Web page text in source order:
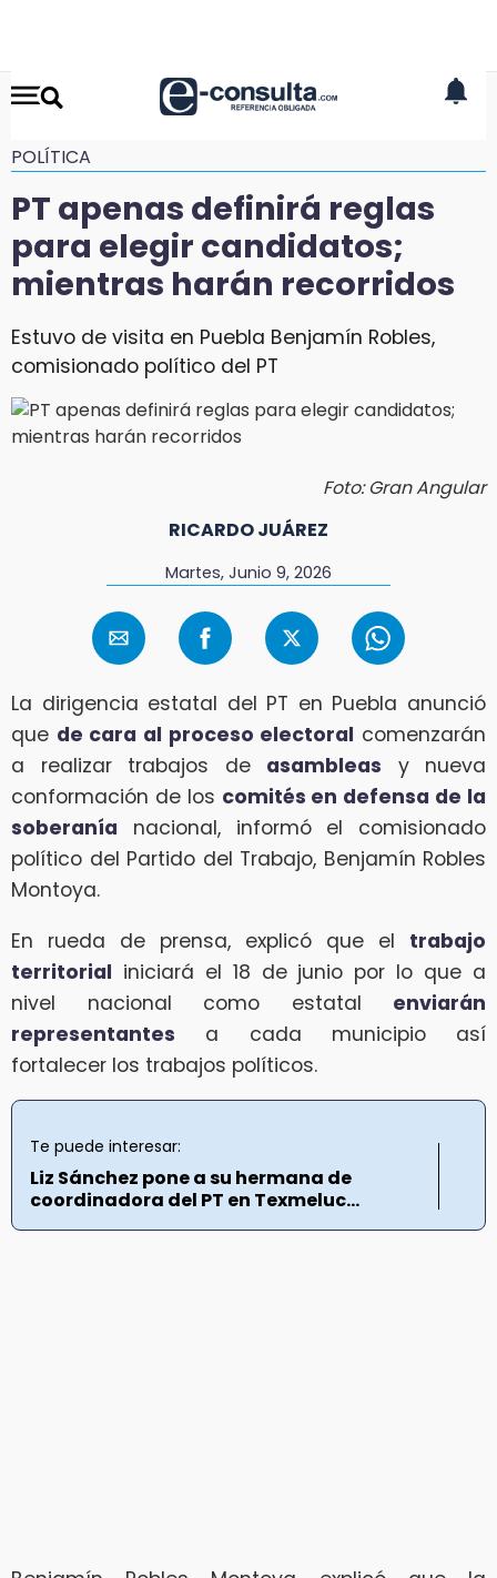
POLÍTICA
PT apenas definirá reglas
para elegir candidatos;
mientras harán recorridos
Estuvo de visita en Puebla Benjamín Robles,
comisionado político del PT
Foto: Gran Angular
RICARDO JUÁREZ
Martes, Junio 9, 2026
La dirigencia estatal del PT en Puebla anunció
que de cara al proceso electoral comenzarán
a realizar trabajos de asambleas y nueva
conformación de los comités en defensa de la
soberanía nacional, informó el comisionado
político del Partido del Trabajo, Benjamín Robles
Montoya.
En rueda de prensa, explicó que el trabajo
territorial iniciará el 18 de junio por lo que a
nivel nacional como estatal enviarán
representantes a cada municipio así
fortalecer los trabajos políticos.
Te puede interesar:
Liz Sánchez pone a su hermana de
coordinadora del PT en Texmeluc...